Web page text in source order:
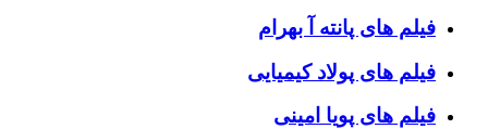
فیلم های پانته آ بهرام
فیلم های پولاد کیمیایی
فیلم های پویا امینی